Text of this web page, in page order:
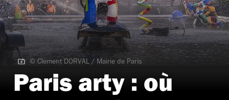
© Clement DORVAL / Mairie de Paris
© Clement DORVAL / Mairie de Paris
Paris arty : où